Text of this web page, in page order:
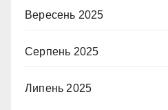
Вересень 2025
Серпень 2025
Липень 2025